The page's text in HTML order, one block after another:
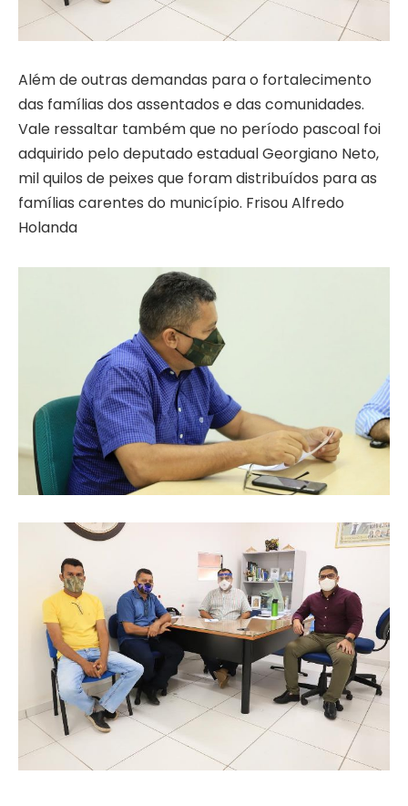
Além de outras demandas para o fortalecimento
das famílias dos assentados e das comunidades.
Vale ressaltar também que no período pascoal foi
adquirido pelo deputado estadual Georgiano Neto,
mil quilos de peixes que foram distribuídos para as
famílias carentes do município. Frisou Alfredo
Holanda